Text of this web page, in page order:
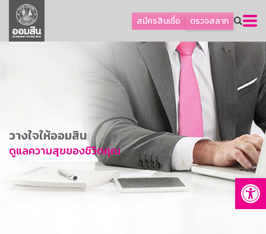
สมัครสินเชื่อ ตรวจสลาก
ลูกค้าธุรกิจ
ลูกค้าผู้ประกอบรายย่อย
การพัฒนาที่ยั่งยืน
ข่าวสาร
บริการทางการเงิน
อื่นๆ
วางใจให้ออมสิน
ดูแลความสุขของชีวิตคุณ